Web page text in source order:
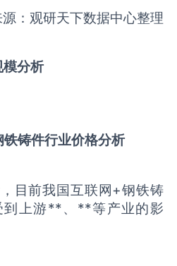
：观研天下数据中心整理
模分析
铁铸件行业价格分析
目前我国互联网+钢铁铸
到上游**、**等产业的影